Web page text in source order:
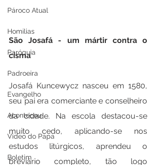
Pároco Atual
Homilias
Paróquia
Padroeira
Evangelho
Aconteceu
Video do Papa
Boletim
São Josafá - um mártir contra o
cisma
Josafá Kuncewycz nasceu em 1580,
seu pai era comerciante e conselheiro
da cidade. Na escola destacou-se
muito cedo, aplicando-se nos
estudos litúrgicos, aprendeu o
breviário completo, tão logo